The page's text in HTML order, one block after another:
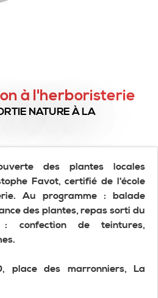
à l'herboristerie
NATUREÀ LA
des plantes locales
Favot, certifié de l'école
Au programme : balade
des plantes, repas sorti du
: confection de teintures,
place des marronniers, La